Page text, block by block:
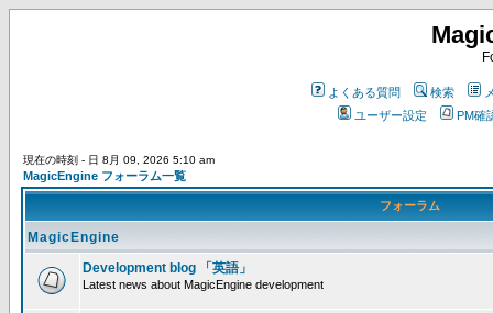
よくある質問 検索
ユーザー設定
PM確
現在の時刻 - 日 8月 09, 2026 5:10 am
MagicEngine フォーラム一覧
フォーラム
MagicEngine
Development blog 「英語」
Latest news about MagicEngine development